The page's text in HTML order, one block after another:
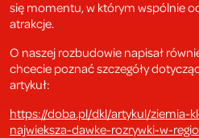
się momentu, w którym wspólnie
atrakcje.
O naszej rozbudowie napisał
chcecie poznać szczegóły
artykuł:
https://doba.pl/dkl/artykul/ziemia-
najwieksza-dawke-rozrywki-w-